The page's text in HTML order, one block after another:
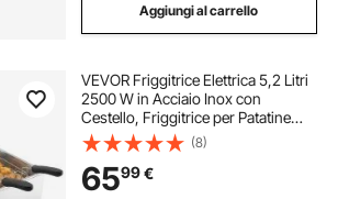
Aggiungi al carrello
VEVOR Friggitrice Elettrica 5,2 Litri
2500 W in Acciaio Inox con
Cestello, Friggitrice per Patatine
Fritte Anelli di Cipolla da Cucina con
Cestelli Termostato Timer,
Protezione Surriscaldamento
(8)
6599€